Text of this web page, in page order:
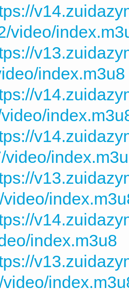
video/
index.m3u8
video/
index.m3u8